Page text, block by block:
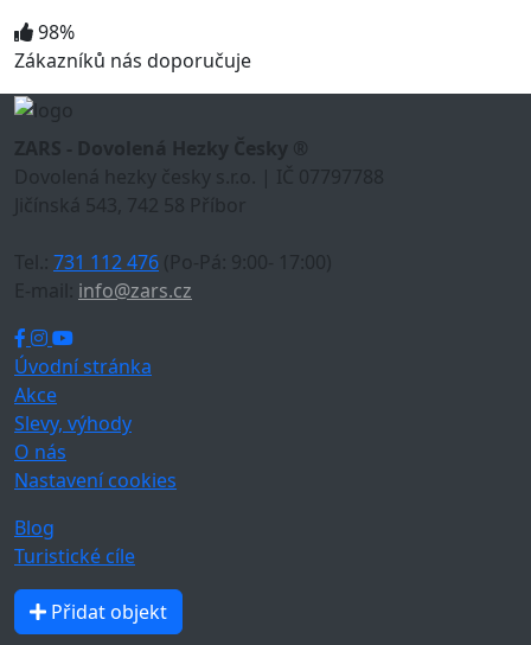
98%
Zákazníků nás doporučuje
ZARS - Dovolená Hezky Česky ®
Dovolená hezky česky s.r.o. | IČ 07797788
Jičínská 543, 742 58 Příbor
Tel.: 731 112 476 (Po-Pá: 9:00- 17:00)
E-mail: info@zars.cz
Úvodní stránka
Akce
Slevy, výhody
O nás
Nastavení cookies
Blog
Turistické cíle
Přidat objekt